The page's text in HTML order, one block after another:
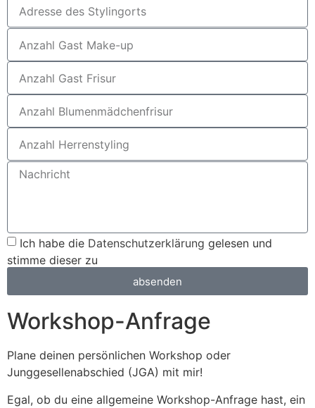
Ich habe die Datenschutzerklärung gelesen und
stimme dieser zu
absenden
Workshop-Anfrage
Plane deinen persönlichen Workshop oder
Junggesellenabschied (JGA) mit mir!
Egal, ob du eine allgemeine Workshop-Anfrage hast, ein